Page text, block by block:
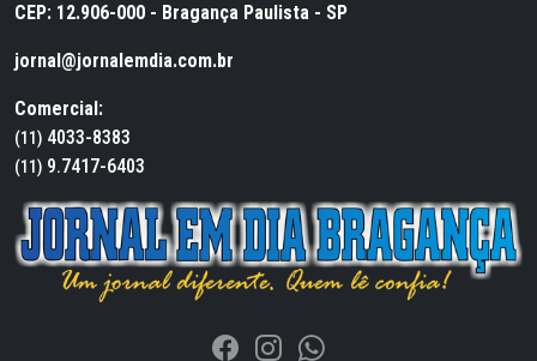
CEP: 12.906-000 - Bragança Paulista - SP
jornal@jornalemdia.com.br
Comercial:
(11) 4033-8383
(11) 9.7417-6403